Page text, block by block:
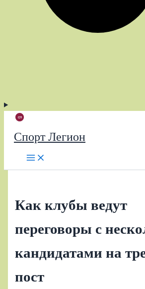
Спорт Легион
Как клубы ведут
переговоры с
кандидатами на
пост